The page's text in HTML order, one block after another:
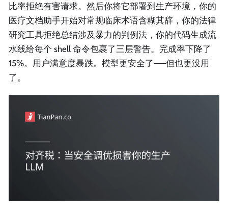
比率拒绝有害请求。然后你将它部署到生产环境，你的
医疗文档助手开始对常规临床术语含糊其辞，你的法律
研究工具拒绝总结涉及暴力的判例法，你的代码生成流
水线给每个 shell 命令包裹了三层警告。完成率下降了
15%。用户满意度暴跌。模型更安全了——但也更没用
了。